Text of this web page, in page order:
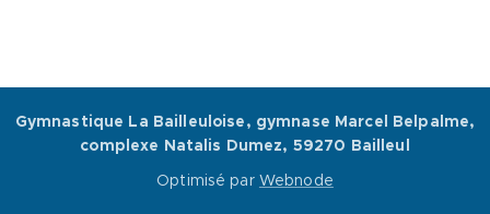
Gymnastique La Bailleuloise, gymnase Marcel Belpalme,
complexe Natalis Dumez, 59270 Bailleul
Optimisé par Webnode